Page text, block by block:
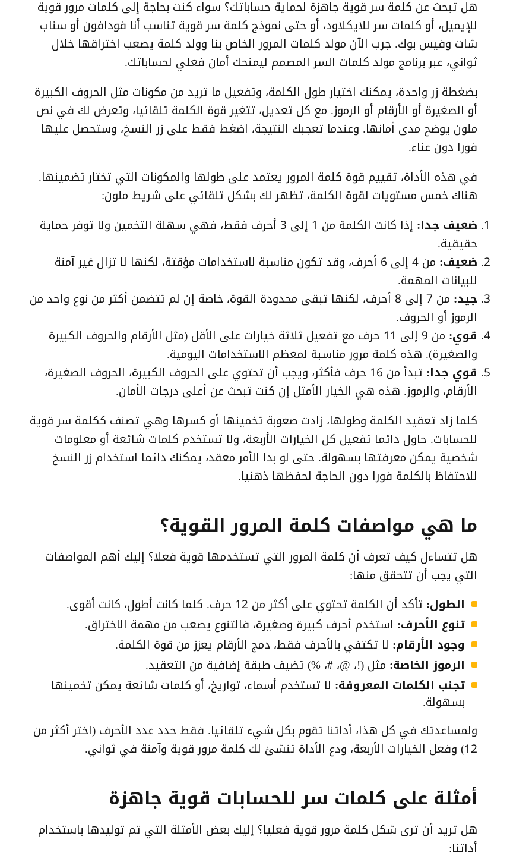
هل تبحث عن كلمة سر قوية جاهزة لحماية حساباتك؟ سواء كنت بحاجة إلى كلمات مرور قوية
للإيميل، أو كلمات سر للايكلاود، أو حتى نموذج كلمة سر قوية تناسب أنا فودافون أو سناب
شات وفيس بوك. جرب الآن مولد كلمات المرور الخاص بنا وولد كلمة يصعب اختراقها خلال
ثواني، عبر برنامج مولد كلمات السر المصمم ليمنحك أمان فعلي لحساباتك.
بضغطة زر واحدة، يمكنك اختيار طول الكلمة، وتفعيل ما تريد من مكونات مثل الحروف الكبيرة
أو الصغيرة أو الأرقام أو الرموز. مع كل تعديل، تتغير قوة الكلمة تلقائيا، وتعرض لك في نص
ملون يوضح مدى أمانها. وعندما تعجبك النتيجة، اضغط فقط على زر النسخ، وستحصل عليها
فورا دون عناء.
في هذه الأداة، تقييم قوة كلمة المرور يعتمد على طولها والمكونات التي تختار تضمينها.
هناك خمس مستويات لقوة الكلمة، تظهر لك بشكل تلقائي على شريط ملون:
ضعيف جدا:
إذا كانت الكلمة من 1 إلى 3 أحرف فقط، فهي سهلة التخمين ولا توفر حماية
حقيقية.
ضعيف:
من 4 إلى 6 أحرف، وقد تكون مناسبة لاستخدامات مؤقتة، لكنها لا تزال غير آمنة
للبيانات المهمة.
جيد:
من 7 إلى 8 أحرف، لكنها تبقى محدودة القوة، خاصة إن لم تتضمن أكثر من نوع واحد من
الرموز أو الحروف.
قوي:
من 9 إلى 11 حرف مع تفعيل ثلاثة خيارات على الأقل (مثل الأرقام والحروف الكبيرة
والصغيرة). هذه كلمة مرور مناسبة لمعظم الاستخدامات اليومية.
قوي جدا:
تبدأ من 16 حرف فأكثر، ويجب أن تحتوي على الحروف الكبيرة، الحروف الصغيرة،
الأرقام، والرموز. هذه هي الخيار الأمثل إن كنت تبحث عن أعلى درجات الأمان.
كلما زاد تعقيد الكلمة وطولها، زادت صعوبة تخمينها أو كسرها وهي تصنف ككلمة سر قوية
للحسابات. حاول دائما تفعيل كل الخيارات الأربعة، ولا تستخدم كلمات شائعة أو معلومات
شخصية يمكن معرفتها بسهولة. حتى لو بدا الأمر معقد، يمكنك دائما استخدام زر النسخ
للاحتفاظ بالكلمة فورا دون الحاجة لحفظها ذهنيا.
ما هي مواصفات كلمة المرور القوية؟
هل تتساءل كيف تعرف أن كلمة المرور التي تستخدمها قوية فعلا؟ إليك أهم المواصفات
التي يجب أن تتحقق منها:
الطول: تأكد أن الكلمة تحتوي على أكثر من 12 حرف. كلما كانت أطول، كانت أقوى.
تنوع الأحرف: استخدم أحرف كبيرة وصغيرة، فالتنوع يصعب من مهمة الاختراق.
وجود الأرقام: لا تكتفي بالأحرف فقط، دمج الأرقام يعزز من قوة الكلمة.
الرموز الخاصة: مثل (!، @، #، %) تضيف طبقة إضافية من التعقيد.
تجنب الكلمات المعروفة: لا تستخدم أسماء، تواريخ، أو كلمات شائعة يمكن تخمينها
بسهولة.
ولمساعدتك في كل هذا، أداتنا تقوم بكل شيء تلقائيا. فقط حدد عدد الأحرف (اختر أكثر من
12) وفعل الخيارات الأربعة، ودع الأداة تنشئ لك كلمة مرور قوية وآمنة في ثواني.
أمثلة على كلمات سر للحسابات قوية جاهزة
هل تريد أن ترى شكل كلمة مرور قوية فعليا؟ إليك بعض الأمثلة التي تم توليدها باستخدام
أداتنا:
استضافة لأخرى خطوة بخطوة
كيفية استضافة خطوط جوجل محلياً
على ووردبريس
كيفية حظر البوتات السيئة في
ووردبريس
تعطيل إضافات ووردبريس في
كيفية الربح من التسويق بالعمولة
(أنا أكسب 50,000$/سنة)
قائمة 64 إضافة ووردبريس بطيئة